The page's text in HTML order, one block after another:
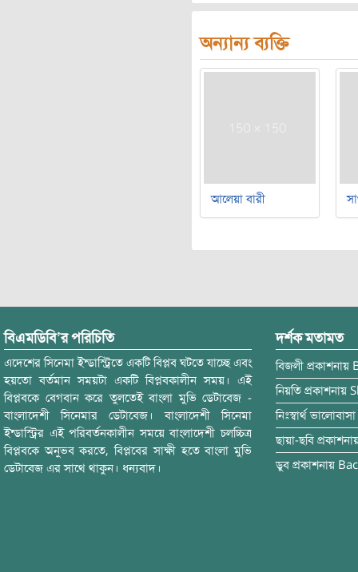
অন্যান্য ব্যক্তি
আলেয়া বারী
বিএমডিবি’র পরিচিতি
এদেশের সিনেমা ইন্ডাস্ট্রিতে একটি বিপ্লব ঘটতে যাচ্ছে এবং
হয়তো বর্তমান সময়টা একটি বিপ্লবকালীন সময়। এই
বিপ্লবকে বেগবান করে তুলতেই বাংলা মুভি ডেটাবেজ -
বাংলাদেশী সিনেমার ডেটাবেজ। বাংলাদেশী সিনেমা
ইন্ডাস্ট্রির এই পরিবর্তনকালীন সময়ে বাংলাদেশী চলচ্চিত্র
বিপ্লবকে অনুভব করতে, বিপ্লবের সাক্ষী হতে বাংলা মুভি
ডেটাবেজ এর সাথে থাকুন। ধন্যবাদ।
দর্শক মতামত
বিজলী প্রকাশনায়
নিয়তি প্রকাশনায়
নিঃস্বার্থ ভালোবাসা
ছায়া-ছবি
ডুব প্রকাশনায়